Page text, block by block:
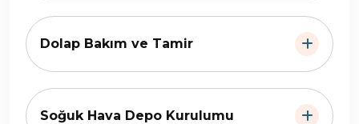
Dolap Bakım ve Tamir
Soğuk Hava Depo Kurulumu